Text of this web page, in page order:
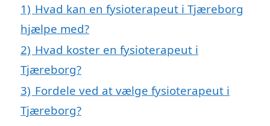
1) Hvad kan en fysioterapeut i Tjæreborg
hjælpe med?
2) Hvad koster en fysioterapeut i
Tjæreborg?
3) Fordele ved at vælge fysioterapeut i
Tjæreborg?